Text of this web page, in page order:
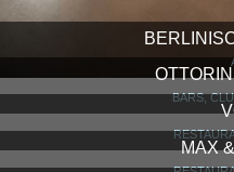
BARS,
MAX